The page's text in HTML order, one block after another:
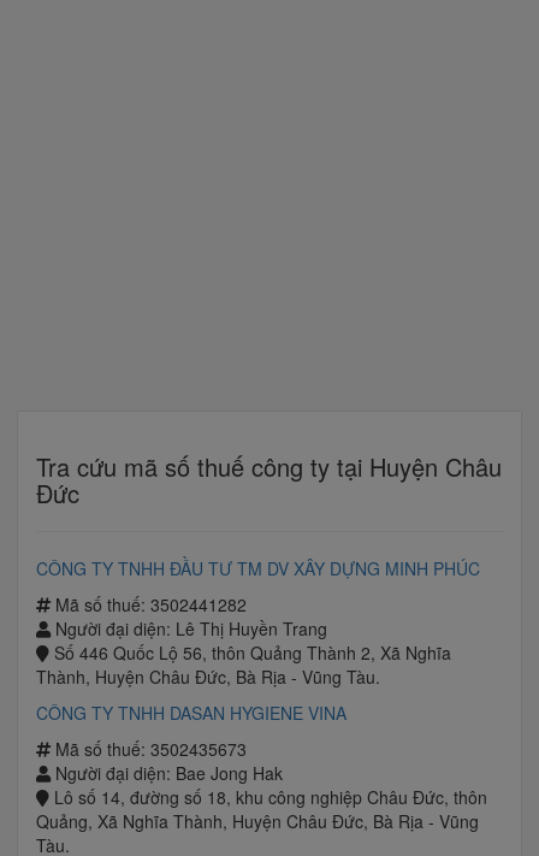
Tra cứu mã số thuế công ty tại Huyện Châu
Đức
CÔNG TY TNHH ĐẦU TƯ TM DV XÂY DỰNG MINH PHÚC
Mã số thuế: 3502441282
Người đại diện: Lê Thị Huyền Trang
Số 446 Quốc Lộ 56, thôn Quảng Thành 2, Xã Nghĩa
Thành, Huyện Châu Đức, Bà Rịa - Vũng Tàu.
CÔNG TY TNHH DASAN HYGIENE VINA
Mã số thuế: 3502435673
Người đại diện: Bae Jong Hak
Lô số 14, đường số 18, khu công nghiệp Châu Đức, thôn
Quảng, Xã Nghĩa Thành, Huyện Châu Đức, Bà Rịa - Vũng
Tàu.